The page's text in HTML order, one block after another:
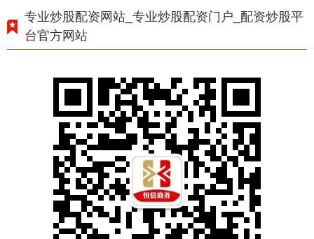
专业炒股配资网站_专业炒股配资门户_配资炒股平
台官方网站